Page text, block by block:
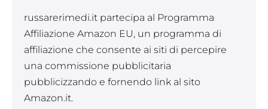
russarerimedi.it partecipa al Programma
Affiliazione Amazon EU, un programma di
affiliazione che consente ai siti di percepire
una commissione pubblicitaria
pubblicizzando e fornendo link al sito
Amazon.it.